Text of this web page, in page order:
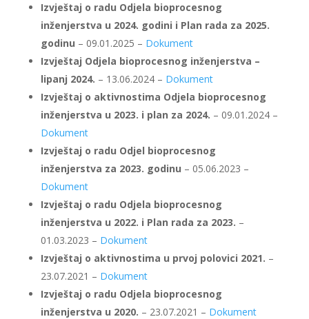
Izvještaj o radu Odjela bioprocesnog
inženjerstva u 2024. godini i Plan rada za 2025.
godinu – 09.01.2025 – Dokument
Izvještaj Odjela bioprocesnog inženjerstva –
lipanj 2024. – 13.06.2024 – Dokument
Izvještaj o aktivnostima Odjela bioprocesnog
inženjerstva u 2023. i plan za 2024. – 09.01.2024 –
Dokument
Izvještaj o radu Odjel bioprocesnog
inženjerstva za 2023. godinu – 05.06.2023 –
Dokument
Izvještaj o radu Odjela bioprocesnog
inženjerstva u 2022. i Plan rada za 2023. –
01.03.2023 – Dokument
Izvještaj o aktivnostima u prvoj polovici 2021. –
23.07.2021 – Dokument
Izvještaj o radu Odjela bioprocesnog
inženjerstva u 2020. – 23.07.2021 – Dokument